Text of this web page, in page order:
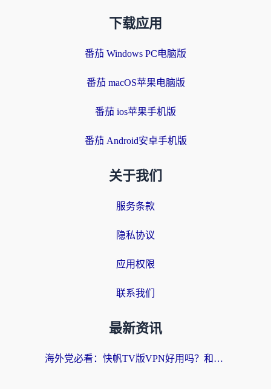
下载应用
番茄 Windows PC电脑版
番茄 macOS苹果电脑版
番茄 ios苹果手机版
番茄 Android安卓手机版
关于我们
服务条款
隐私协议
应用权限
联系我们
最新资讯
海外党必看：快帆TV版VPN好用吗？和快游VPN对比哪个回国效果更好？附实用避坑指南